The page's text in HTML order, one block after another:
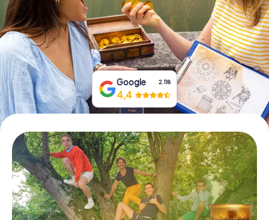
Prenota Biglietti
Acquista i Voucher
Google 2.118
4,4